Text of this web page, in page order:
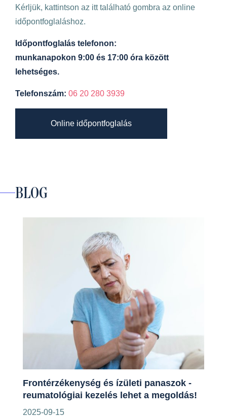
Kérljük, kattintson az itt található gombra az online
időpontfoglaláshoz.
Időpontfoglalás telefonon:
munkanapokon 9:00 és 17:00 óra között
lehetséges.
Telefonszám: 06 20 280 3939
Online időpontfoglalás
BLOG
Frontérzékenység és ízületi panaszok -
reumatológiai kezelés lehet a megoldás!
2025-09-15